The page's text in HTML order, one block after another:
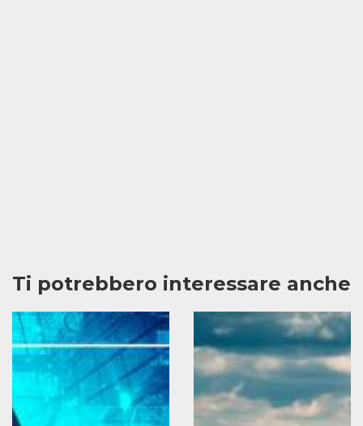
Ti potrebbero interessare anche